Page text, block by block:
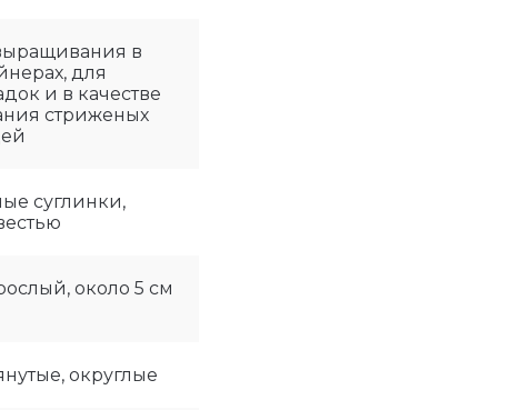
в
для
и в качестве
стриженых
суглинки,
около 5 см
округлые